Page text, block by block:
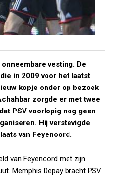
vesting. De
in 2009 voor het laatst
kopje onder op bezoek
zorgde er met twee
PSV voorlopig nog geen
Hij verstevigde
van Feyenoord.
van Feyenoord met zijn
Memphis Depay bracht PSV